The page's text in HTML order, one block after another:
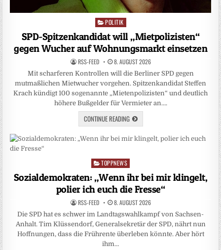
Posted
in
POLITIK
SPD-Spitzenkandidat will „Mietpolizisten“
gegen Wucher auf Wohnungsmarkt einsetzen
RSS-FEED 8. AUGUST 2026
Mit scharferen Kontrollen will die Berliner SPD gegen
mutmaßlichen Mietwucher vorgehen. Spitzenkandidat Steffen
Krach kündigt 100 sogenannte „Mietenpolizisten“ und deutlich
höhere Bußgelder für Vermieter an….
CONTINUE READING
Posted
TOPPNEWS
Sozialdemokraten: „Wenn ihr bei mir klingelt,
polier ich euch die Fresse“
RSS-FEED 8. AUGUST 2026
Die SPD hat es schwer im Landtagswahlkampf von Sachsen-
Anhalt. Tim Klüssendorf, Generalsekretär der SPD, nährt nun
Hoffnungen, dass die Frührente überleben könnte. Aber hört
ihm…